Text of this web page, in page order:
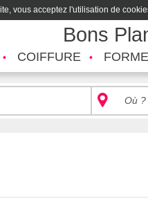
vous acceptez l'utilisation de
Bons
COIFFURE FORME